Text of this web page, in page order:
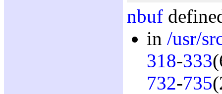
nbuf
in /usr/
318-333
732-735